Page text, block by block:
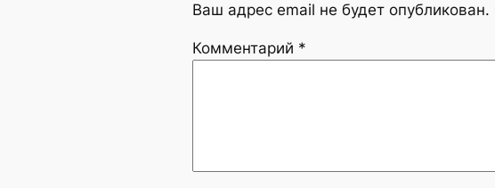
Ваш адрес email не будет опубликован.
Комментарий *